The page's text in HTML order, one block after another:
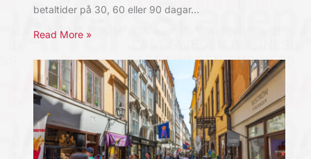
betaltider på 30, 60 eller 90 dagar…
Read More »